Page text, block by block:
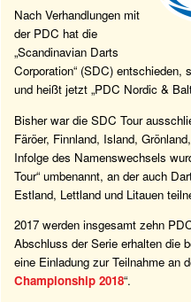
Nach Verhandlungen mit
der PDC hat die
„Scandinavian Darts
Corporation“ (SDC) entschieden,
und heißt jetzt „PDC Nordic &
Bisher war die SDC Tour
Färöer, Finnland, Island,
Infolge des Namenswechsels
Tour“ umbenannt, an der auch
Estland, Lettland und Litauen
2017 werden insgesamt zehn
Abschluss der Serie erhalten die
eine Einladung zur Teilnahme an
Championship 2018“.